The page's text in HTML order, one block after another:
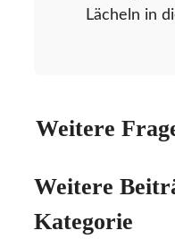
Lächeln in
Weitere
Weitere
Kategorie